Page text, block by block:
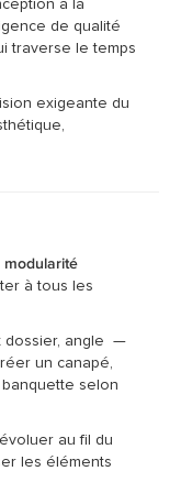
à la
de qualité
traverse le temps
exigeante du
modularité
à tous les
dossier, angle —
un canapé,
selon
au fil du
les éléments